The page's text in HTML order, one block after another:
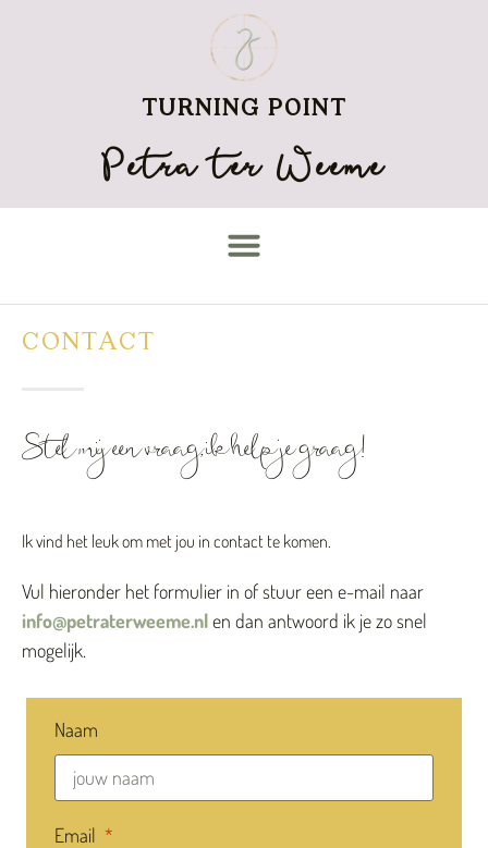
TURNING POINT
Petra ter Weeme
CONTACT
Stel mij een vraag, ik help je graag!
Ik vind het leuk om met jou in contact te komen.
Vul hieronder het formulier in of stuur een e-mail naar
info@petraterweeme.nlen dan antwoord ik je zo snel
mogelijk.
Naam
Email